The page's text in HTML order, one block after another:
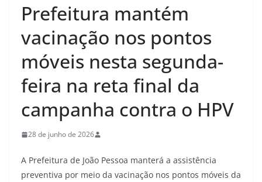
Prefeitura mantém
vacinação nos pontos
móveis nesta segunda-
feira na reta final da
campanha contra o HPV
28 de junho de 2026
A Prefeitura de João Pessoa manterá a assistência
preventiva por meio da vacinação nos pontos móveis da